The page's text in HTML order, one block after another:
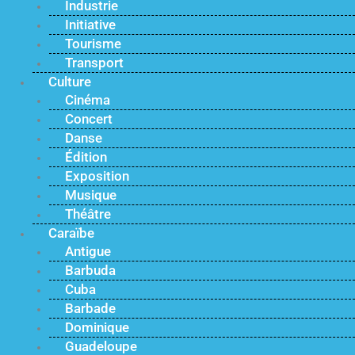
Industrie
Initiative
Tourisme
Transport
Culture
Cinéma
Concert
Danse
Édition
Exposition
Musique
Théâtre
Caraïbe
Antigue
Barbuda
Cuba
Barbade
Dominique
Guadeloupe